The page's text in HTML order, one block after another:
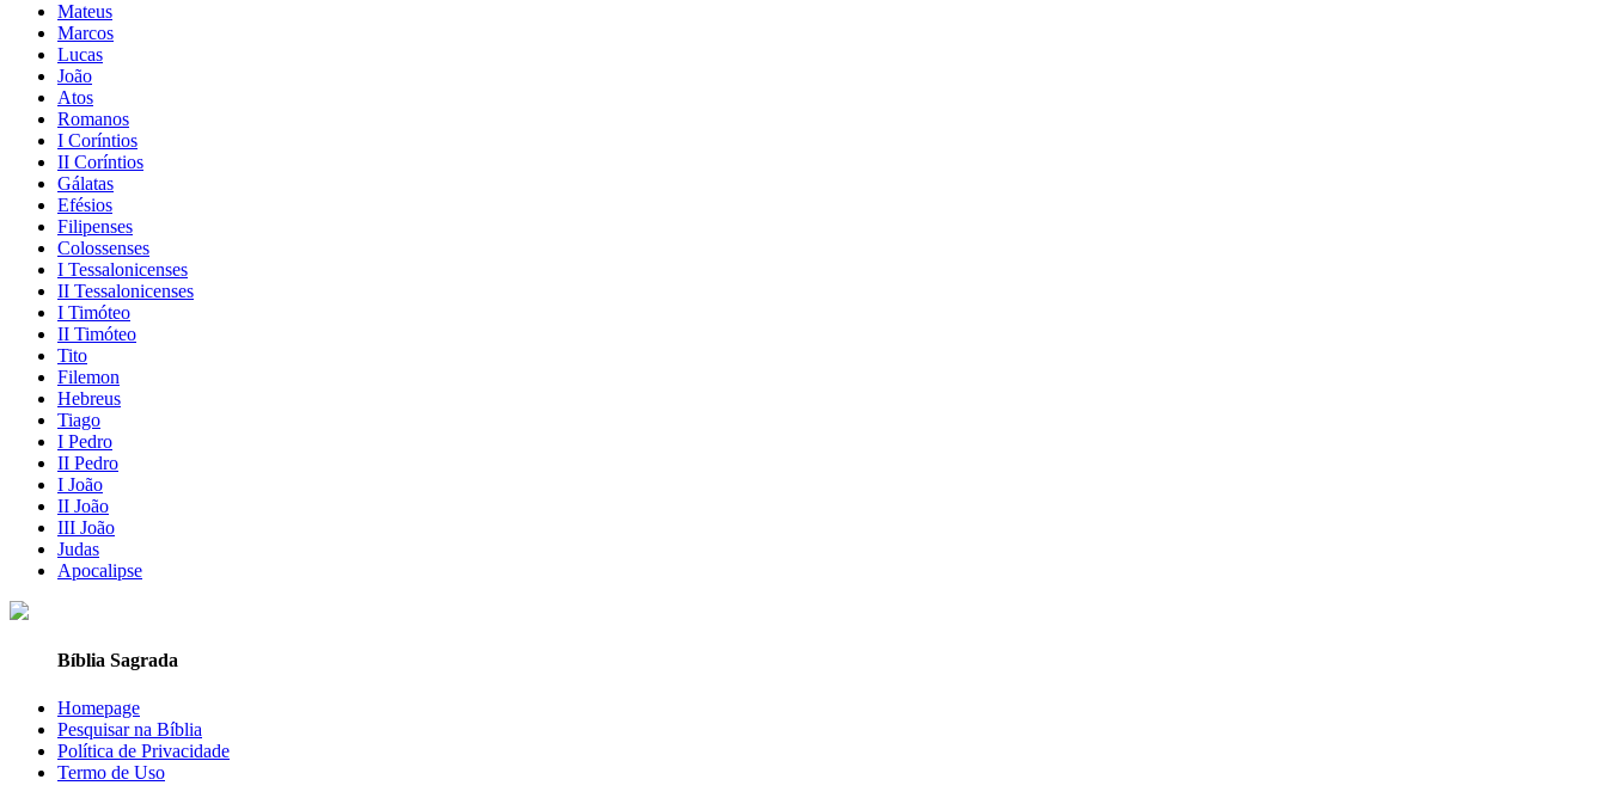
Mateus
Marcos
Lucas
João
Atos
Romanos
I Coríntios
II Coríntios
Gálatas
Efésios
Filipenses
Colossenses
I Tessalonicenses
II Tessalonicenses
I Timóteo
II Timóteo
Tito
Filemon
Hebreus
Tiago
I Pedro
II Pedro
I João
II João
III João
Judas
Apocalipse
Bíblia Sagrada
Homepage
Pesquisar na Bíblia
Política de Privacidade
Termo de Uso